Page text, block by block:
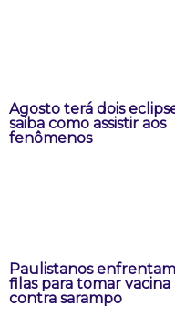
Agosto terá dois
saiba como assistir aos
fenômenos
Paulistanos enfrentam
filas para tomar vacina
contra sarampo